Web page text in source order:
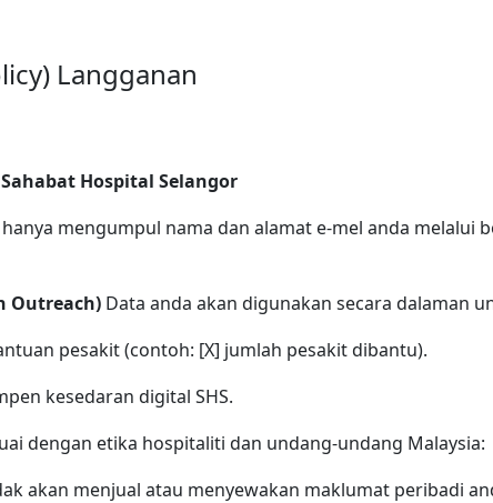
Langganan
Hospital Selangor
hanya mengumpul nama dan alamat e-mel anda melalui
Outreach) Data anda akan digunakan secara dalaman
pesakit (contoh: [X] jumlah pesakit dibantu).
kesedaran digital SHS.
dengan etika hospitaliti dan undang-undang Malaysia:
akan menjual atau menyewakan maklumat peribadi